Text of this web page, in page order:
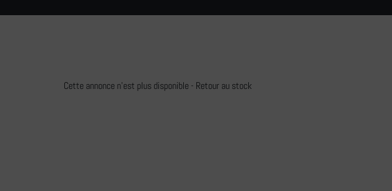
Cette annonce n'est plus disponible - Retour au stock